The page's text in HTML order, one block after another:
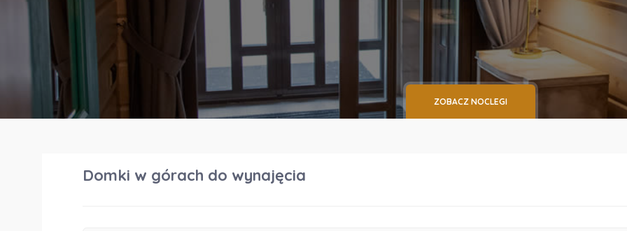
ZOBACZ NOCLEGI
Domki w górach do wynajęcia